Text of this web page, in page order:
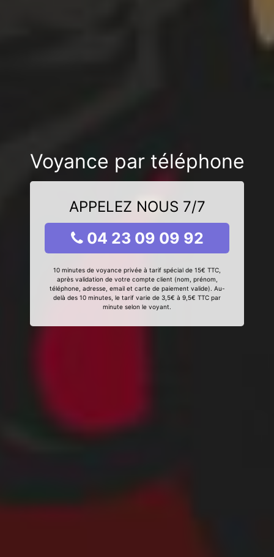
Voyance par téléphone
APPELEZ NOUS 7/7
04 23 09 09 92
10 minutes de voyance privée à tarif spécial de 15€ TTC,
après validation de votre compte client (nom, prénom,
téléphone, adresse, email et carte de paiement valide). Au-
delà des 10 minutes, le tarif varie de 3,5€ à 9,5€ TTC par
minute selon le voyant.